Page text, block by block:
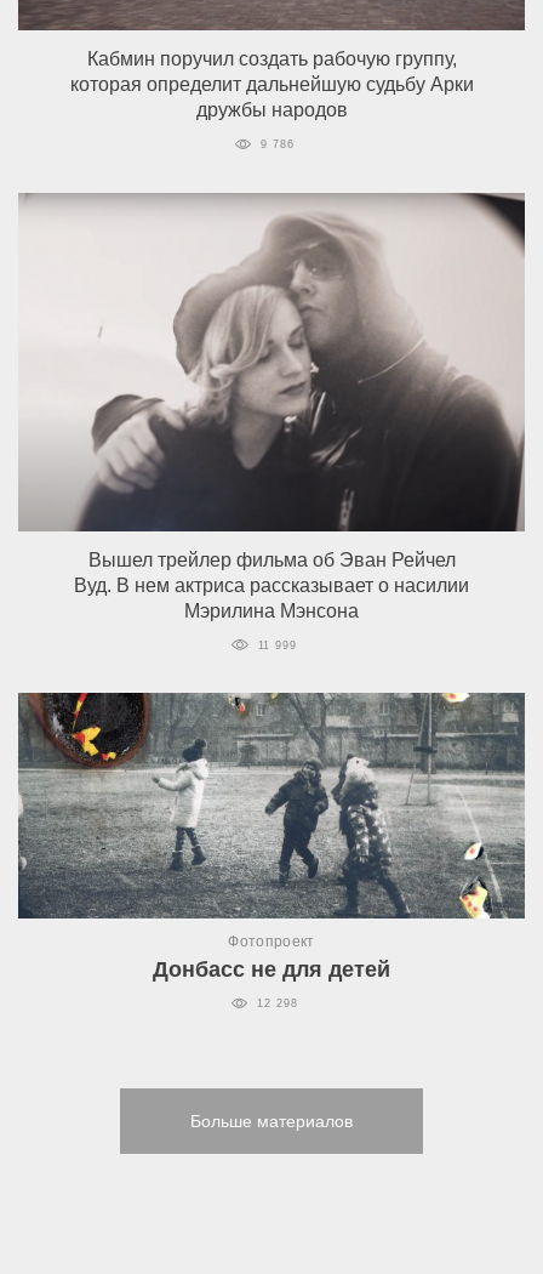
Кабмин поручил создать рабочую группу,
которая определит дальнейшую судьбу Арки
дружбы народов
9 786
Вышел трейлер фильма об Эван Рейчел
Вуд. В нем актриса рассказывает о насилии
Мэрилина Мэнсона
11 999
Фотопроект
Донбасс не для детей
12 298
Больше материалов